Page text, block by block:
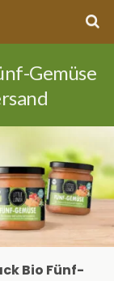
Gemüse
Bio Fünf-